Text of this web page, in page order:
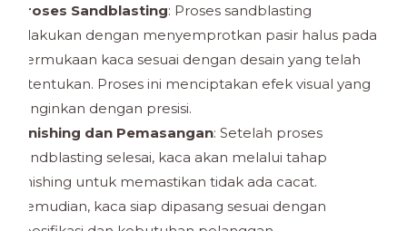
Proses Sandblasting: Proses sandblasting
dilakukan dengan menyemprotkan pasir halus pada
permukaan kaca sesuai dengan desain yang telah
ditentukan. Proses ini menciptakan efek visual yang
diinginkan dengan presisi.
Finishing dan Pemasangan: Setelah proses
sandblasting selesai, kaca akan melalui tahap
finishing untuk memastikan tidak ada cacat.
Kemudian, kaca siap dipasang sesuai dengan